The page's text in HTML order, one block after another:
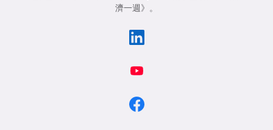
濟一週》
。